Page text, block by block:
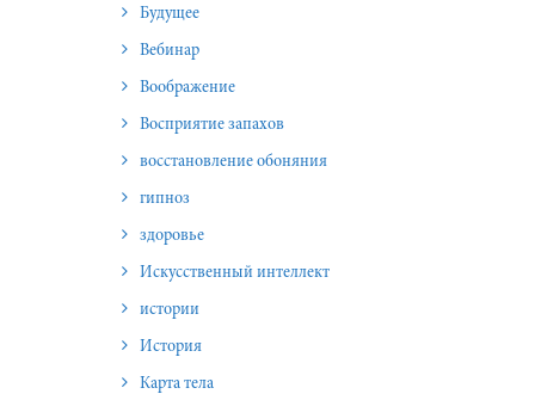
Будущее
Вебинар
Воображение
Восприятие запахов
восстановление обоняния
гипноз
здоровье
Искусственный интеллект
истории
История
Карта тела